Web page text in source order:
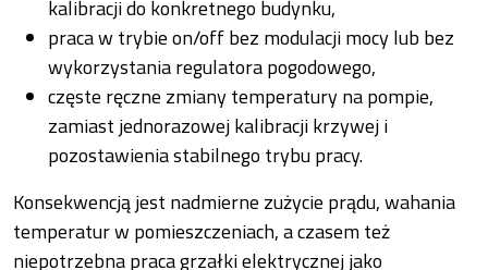
kalibracji do konkretnego budynku,
praca w trybie on/off bez modulacji mocy lub bez
wykorzystania regulatora pogodowego,
częste ręczne zmiany temperatury na pompie,
zamiast jednorazowej kalibracji krzywej i
pozostawienia stabilnego trybu pracy.
Konsekwencją jest nadmierne zużycie prądu, wahania
temperatur w pomieszczeniach, a czasem też
niepotrzebna praca grzałki elektrycznej jako